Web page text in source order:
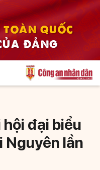
QUỐC
ĐẢNG
đại biểu
Nguyên lần